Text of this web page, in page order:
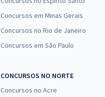
Concursos em Minas Gerais
Concursos no Rio de Janeiro
Concursos em São Paulo
CONCURSOS NO NORTE
Concursos no Acre